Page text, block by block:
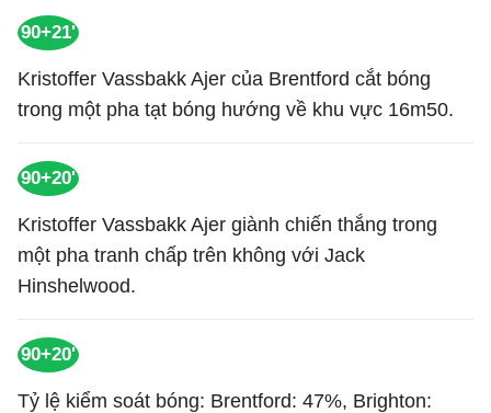
90+21'
Kristoffer Vassbakk Ajer của Brentford cắt bóng
trong một pha tạt bóng hướng về khu vực 16m50.
90+20'
Kristoffer Vassbakk Ajer giành chiến thắng trong
một pha tranh chấp trên không với Jack
Hinshelwood.
90+20'
Tỷ lệ kiểm soát bóng: Brentford: 47%, Brighton: